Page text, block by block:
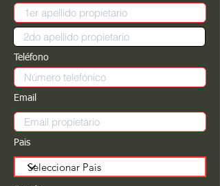
Teléfono
Email
Pais